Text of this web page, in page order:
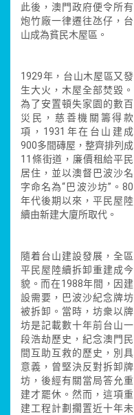
此後，澳門政府便令所有
炮竹廠一律遷往氹仔，台
山成為貧民木屋區。
1929年，台山木屋區又發
生大火，木屋全部焚毀。
為了安置頓失家園的數百
災民，慈善機關籌得款
項，1931年在台山建成
900多間磚屋，整齊排列成
11條街道，廉價租給平民
居住，並以澳督巴波沙名
字命名為“巴波沙坊”。80
年代後期以來，平民屋陸
續由新建大廈所取代。
隨着台山建設發展，全區
平民屋陸續拆卸重建成今
貌。而在1988年間，因建
設需要，巴波沙紀念牌坊
被拆卸。當時，坊衆以牌
坊是記載數十年前台山一
段浩劫歷史，紀念澳門民
間互助互救的歷史，別具
意義，曾堅決反對拆卸牌
坊，後經有關當局答允重
建才罷休。然而，這項重
建工程計劃擱置近十年未